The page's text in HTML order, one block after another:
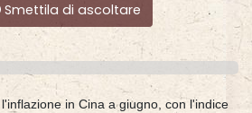
Smettila di ascoltare
in Cina a giugno, con l'indice